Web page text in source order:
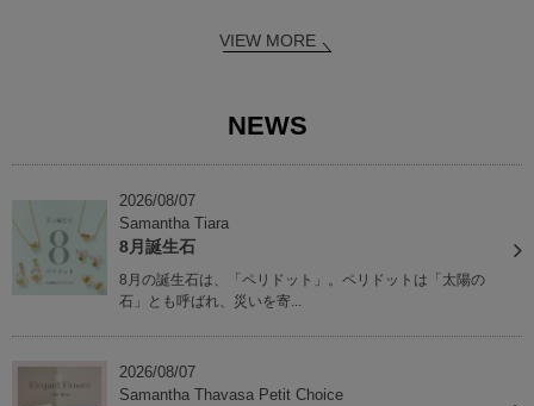
VIEW MORE
NEWS
2026/08/07
Samantha Tiara
8月誕生石
8月の誕生石は、「ペリドット」。ペリドットは「太陽の
石」とも呼ばれ、災いを寄...
2026/08/07
Samantha Thavasa Petit Choice